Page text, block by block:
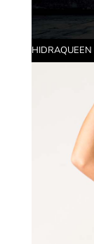
HIDRAQUEEN